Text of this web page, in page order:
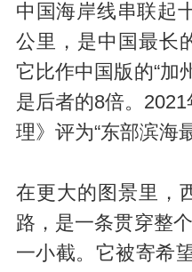
中国海岸线串联起
公里，是中国最长
它比作中国版的“加
是后者的8倍。
理》评为“东部滨海
在更大的图景里，
路，是一条贯穿整
一小截。它被寄希